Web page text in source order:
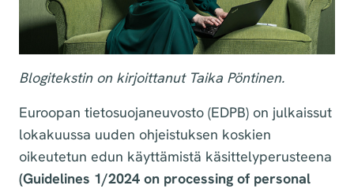
Blogitekstin on kirjoittanut Taika Pöntinen.
Euroopan tietosuojaneuvosto (EDPB) on julkaissut
lokakuussa uuden ohjeistuksen koskien
oikeutetun edun käyttämistä käsittelyperusteena
(Guidelines 1/2024 on processing of personal